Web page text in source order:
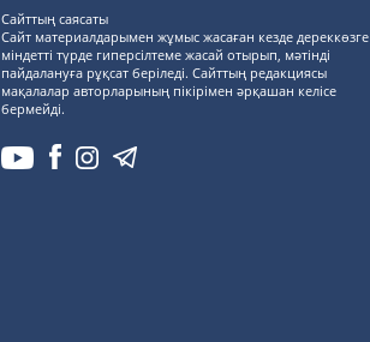
Сайттың саясаты
Сайт материалдарымен жұмыс жасаған кезде дереккөзге
міндетті түрде гиперсілтеме жасай отырып, мәтінді
пайдалануға рұқсат беріледі. Сайттың редакциясы
мақалалар авторларының пікірімен әрқашан келісе
бермейді.